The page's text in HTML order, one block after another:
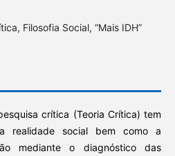
Filosofia Social, “Mais IDH”
crítica (Teoria Crítica) tem
realidade social bem como a
mediante o diagnóstico das